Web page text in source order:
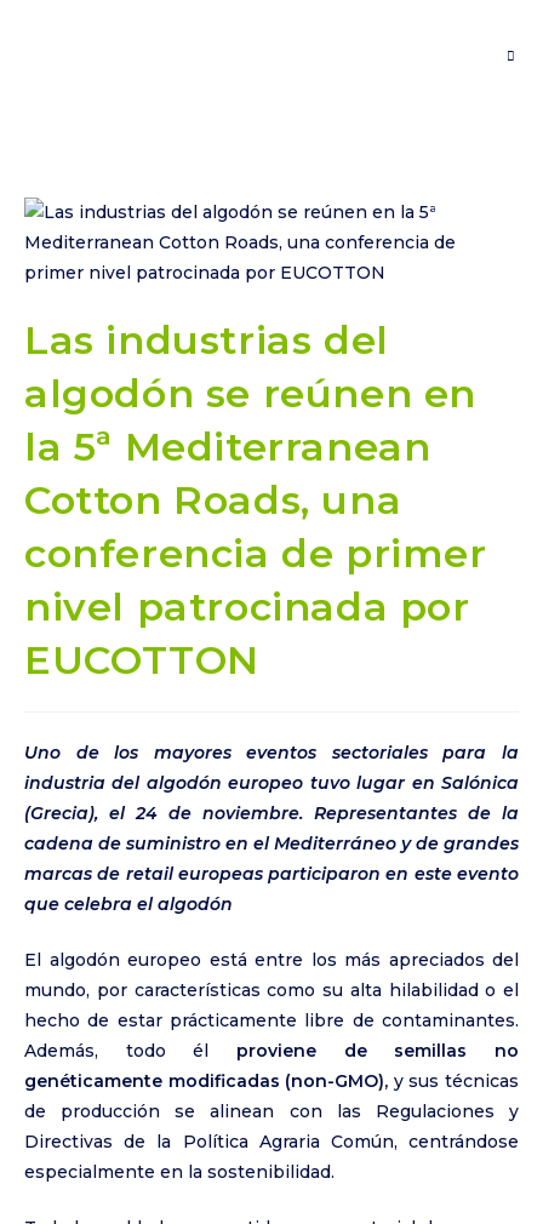
Las industrias del
algodón se reúnen en
la 5ª Mediterranean
Cotton Roads, una
conferencia de primer
nivel patrocinada por
EUCOTTON
Uno de los mayores eventos sectoriales para la
industria del algodón europeo tuvo lugar en Salónica
(Grecia), el 24 de noviembre. Representantes de la
cadena de suministro en el Mediterráneo y de grandes
marcas de retail europeas participaron en este evento
que celebra el algodón
El algodón europeo está entre los más apreciados del
mundo, por características como su alta hilabilidad o el
hecho de estar prácticamente libre de contaminantes.
Además, todo él proviene de semillas no
genéticamente modificadas (non-GMO), y sus técnicas
de producción se alinean con las Regulaciones y
Directivas de la Política Agraria Común, centrándose
especialmente en la sostenibilidad.